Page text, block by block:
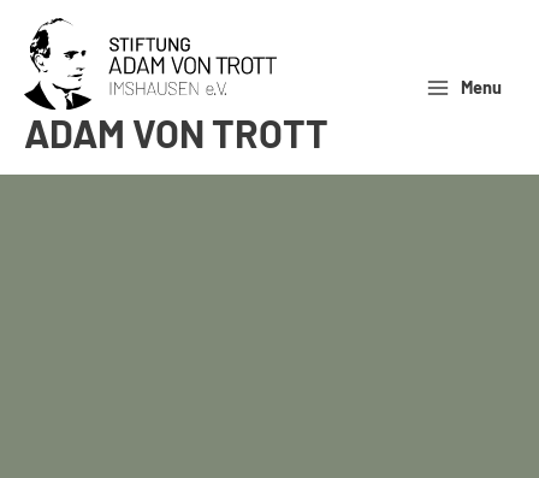
Inhalt
springen
ADAM VON TROTT
Menu